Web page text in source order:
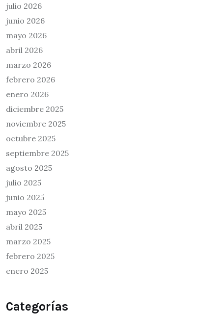
julio 2026
junio 2026
mayo 2026
abril 2026
marzo 2026
febrero 2026
enero 2026
diciembre 2025
noviembre 2025
octubre 2025
septiembre 2025
agosto 2025
julio 2025
junio 2025
mayo 2025
abril 2025
marzo 2025
febrero 2025
enero 2025
Categorías